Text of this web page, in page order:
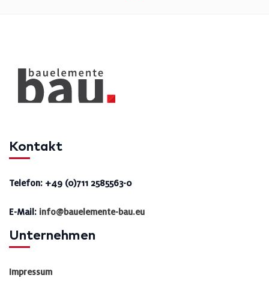
Kontakt
Telefon: +49 (0)711 2585563-0
E-Mail: info@bauelemente-bau.eu
Unternehmen
Impressum